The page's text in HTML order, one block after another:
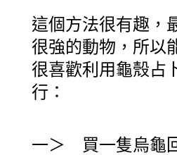
這個方法很有趣，
很強的動物，所以
很喜歡利用龜殼占
行：
一＞ 買一隻烏龜